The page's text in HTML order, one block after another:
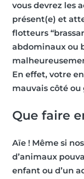
vous devrez les
présent(e) et
flotteurs “
abdominaux ou
En effet, votre
mauvais côté ou
Que faire
Aïe ! Même si
d’animaux
enfant ou d’un